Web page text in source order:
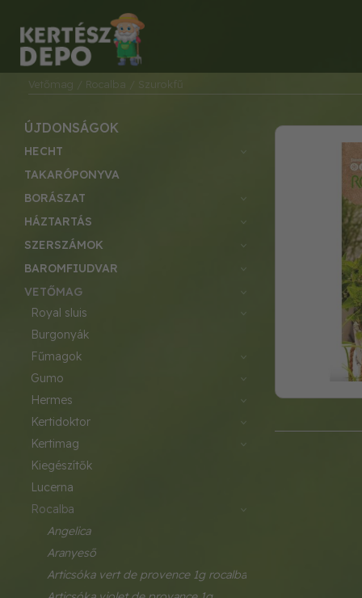
Vetőmag / Rocalba / Szurokfű
ÚJDONSÁGOK
HECHT
TAKARÓPONYVA
BORÁSZAT
HÁZTARTÁS
SZERSZÁMOK
BAROMFIUDVAR
VETŐMAG
royal sluis
burgonyák
fűmagok
gumo
hermes
kertidoktor
kertimag
kiegészítők
lucerna
rocalba
angelica
aranyeső
articsóka vert de provence 1g rocalba